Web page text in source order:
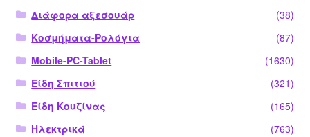
Διάφορα αξεσουάρ
(38)
Κοσμήματα-Ρολόγια
(87)
Mobile-PC-Tablet
(1630)
Είδη Σπιτιού
(321)
Είδη Κουζίνας
(165)
Ηλεκτρικά
(763)